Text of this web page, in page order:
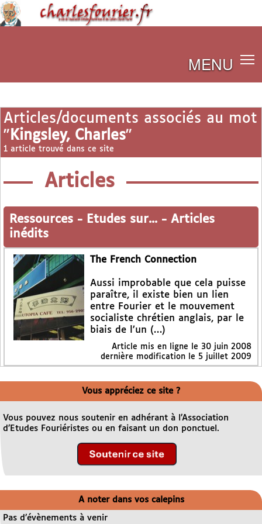
MENU
Articles/documents associés au mot
" Kingsley, Charles"
1 article trouvé dans ce site
Articles
Ressources - Etudes sur... - Articles
inédits
The French Connection
Aussi improbable que cela puisse
paraître, il existe bien un lien
entre Fourier et le mouvement
socialiste chrétien anglais, par le
biais de l’un (…)
Article mis en ligne le 30 juin 2008
dernière modification le 5 juillet 2009
Vous appréciez ce site ?
Vous pouvez nous soutenir en adhérant à l’Association
d’Etudes Fouriéristes ou en faisant un don ponctuel.
A noter dans vos calepins
Pas d’évènements à venir